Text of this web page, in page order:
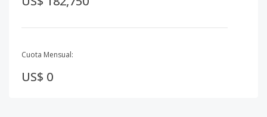
Cuota Mensual:
US$ 0